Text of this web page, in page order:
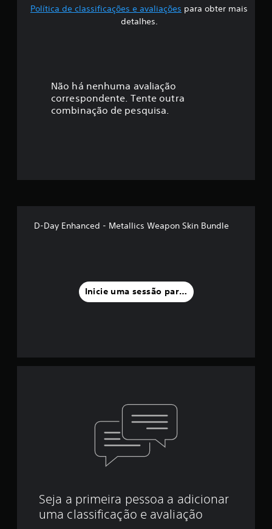
Política de classificações e avaliações para obter mais
detalhes.
Não há nenhuma avaliação
correspondente. Tente outra
combinação de pesquisa.
D-Day Enhanced - Metallics Weapon Skin Bundle
Inicie uma sessão para classificar
Seja a primeira pessoa a adicionar
uma classificação e avaliação